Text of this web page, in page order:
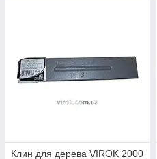
Клин для дерева VIROK 2000